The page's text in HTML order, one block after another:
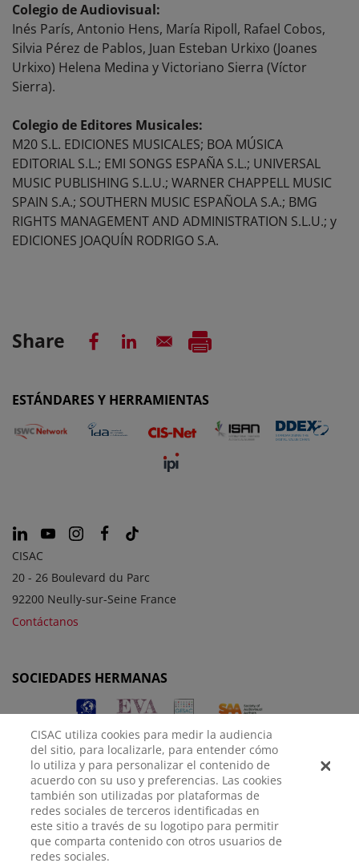
Colegio de Audiovisual:
Inés París, Antonio Hens, María Ripoll, Rafael Cobos,
Silvia Pérez de Pablos, Juan Esteban Urkixo (Joanes
Urkixo) Helena Medina y Victoriano Sierra (Víctor
Sierra).
Colegio de Editores Musicales:
M20 S.L. EDICIONES MUSICALES; BOA MÚSICA
EDITORIAL S.L.; EMI SONGS ESPAÑA S.L.; UNIVERSAL
MUSIC PUBLISHING S.L.U.; WARNER CHAPPELL MUSIC
SPAIN S.A.; SOUTHERN MUSIC ESPAÑOLA S.A.; BMG
RIGHTS MANAGEMENT AND ADMINISTRATION S.L.U.; y
EDICIONES JOAQUÍN RODRIGO S.A.
Share
ESTÁNDARES Y HERRAMIENTAS
CISAC
20 - 26 Boulevard du Parc
92200 Neully-sur-Seine France
Contáctanos
SOCIEDADES HERMANAS
AVISO
LEGAL
POLÍTICA DE
PRIVACIDAD
CONFIGURACIÓN DE
COOKIES
CISAC utiliza cookies para medir la audiencia
del sitio, para localizarle, para entender cómo
lo utiliza y para personalizar el contenido de
acuerdo con su uso y preferencias. Las cookies
también son utilizadas por plataformas de
redes sociales de terceros identificadas en
este sitio a través de su logotipo para permitir
que comparta contenido con otros usuarios de
redes sociales.